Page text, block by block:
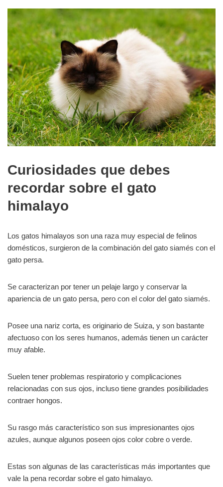
Curiosidades que debes
recordar sobre el gato
himalayo
Los gatos himalayos son una raza muy especial de felinos
domésticos, surgieron de la combinación del gato siamés con el
gato persa.
Se caracterizan por tener un pelaje largo y conservar la
apariencia de un gato persa, pero con el color del gato siamés.
Posee una nariz corta, es originario de Suiza, y son bastante
afectuoso con los seres humanos, además tienen un carácter
muy afable.
Suelen tener problemas respiratorio y complicaciones
relacionadas con sus ojos, incluso tiene grandes posibilidades
contraer hongos.
Su rasgo más característico son sus impresionantes ojos
azules, aunque algunos poseen ojos color cobre o verde.
Estas son algunas de las características más importantes que
vale la pena recordar sobre el gato himalayo.